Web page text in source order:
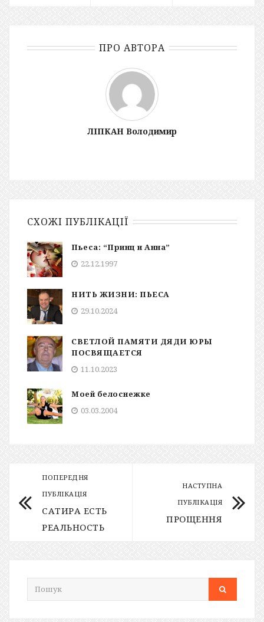
ПРО АВТОРА
ЛІПКАН Володимир
СХОЖІ ПУБЛІКАЦІЇ
Пьеса: “Принц и Анна”
22.12.1997
НИТЬ ЖИЗНИ: ПЬЕСА
29.10.2024
СВЕТЛОЙ ПАМЯТИ ДЯДИ ЮРЫ
ПОСВЯЩАЕТСЯ
11.10.2023
Моей белоснежке
03.03.2004
ПОПЕРЕДНЯ
ПУБЛІКАЦІЯ
САТИРА ЕСТЬ
РЕАЛЬНОСТЬ
НАСТУПНА
ПУБЛІКАЦІЯ
ПРОЩЕННЯ